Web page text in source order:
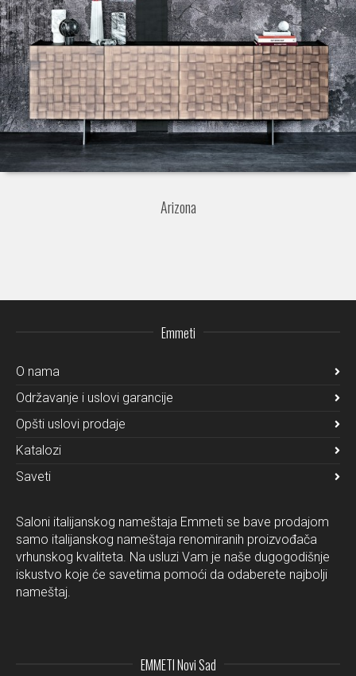
Arizona
Emmeti
O nama
Održavanje i uslovi garancije
Opšti uslovi prodaje
Katalozi
Saveti
Saloni italijanskog nameštaja Emmeti se bave prodajom
samo italijanskog nameštaja renomiranih proizvođača
vrhunskog kvaliteta. Na usluzi Vam je naše dugogodišnje
iskustvo koje će savetima pomoći da odaberete najbolji
nameštaj.
EMMETI Novi Sad